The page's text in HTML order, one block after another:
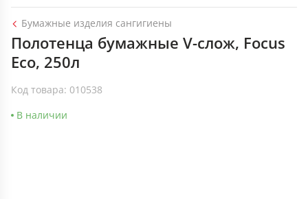
Бумажные изделия сангигиены
Полотенца бумажные V-слож, Focus
Eco, 250л
Код товара: 010538
В наличии